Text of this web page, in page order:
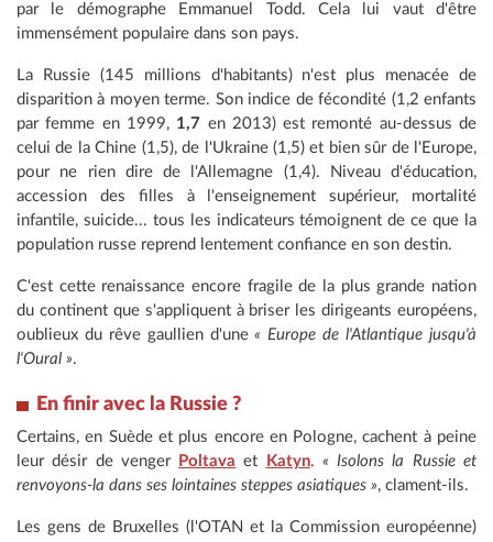
par le démographe Emmanuel Todd. Cela lui vaut d'être
immensément populaire dans son pays.
La Russie (145 millions d'habitants) n'est plus menacée de
disparition à moyen terme. Son indice de fécondité (1,2 enfants
par femme en 1999, 1,7 en 2013) est remonté au-dessus de
celui de la Chine (1,5), de l'Ukraine (1,5) et bien sûr de l'Europe,
pour ne rien dire de l'Allemagne (1,4). Niveau d'éducation,
accession des filles à l'enseignement supérieur, mortalité
infantile, suicide... tous les indicateurs témoignent de ce que la
population russe reprend lentement confiance en son destin.
C'est cette renaissance encore fragile de la plus grande nation
du continent que s'appliquent à briser les dirigeants européens,
oublieux du rêve gaullien d'une« Europe de l'Atlantique jusqu'à
l'Oural ».
En finir avec la Russie ?
Certains, en Suède et plus encore en Pologne, cachent à peine
leur désir de venger Poltava et Katyn. « Isolons la Russie et
renvoyons-la dans ses lointaines steppes asiatiques », clament-ils.
Les gens de Bruxelles (l'OTAN et la Commission européenne)